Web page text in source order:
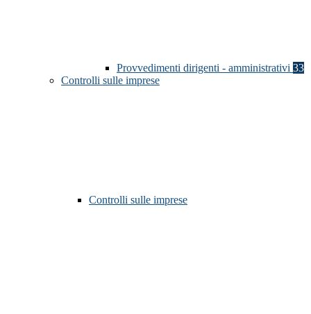
Provvedimenti dirigenti - amministrativi 33
Controlli sulle imprese
Controlli sulle imprese